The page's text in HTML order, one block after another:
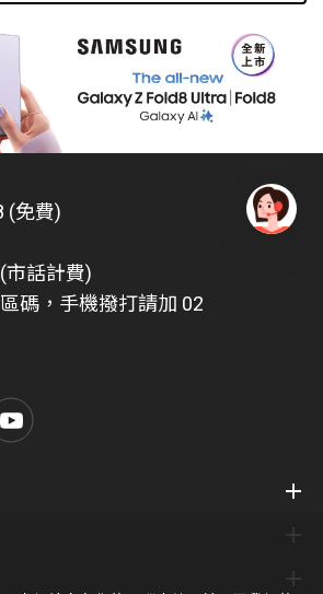
(免費)
市話計費)
碼，手機撥打請加 02